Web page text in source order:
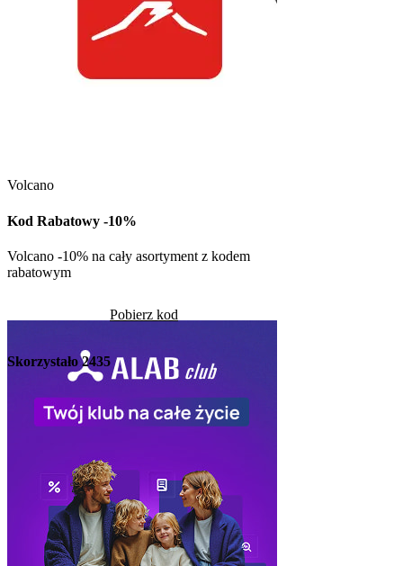
Volcano
Kod Rabatowy -10%
Volcano -10% na cały asortyment z kodem
rabatowym
Pobierz kod
Skorzystało2435